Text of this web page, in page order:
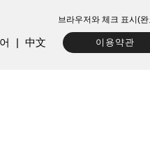
브라우저와 체크 표시(
中文 이용약관